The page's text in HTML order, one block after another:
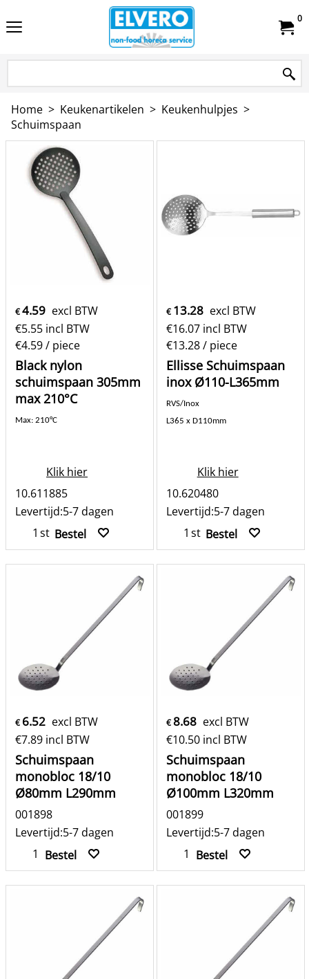
0
Home > Keukenartikelen > Keukenhulpjes >
Schuimspaan
€4.59 excl BTW
€5.55 incl BTW
€4.59/ piece
Black nylon
schuimspaan 305mm
max 210°C
Max: 210°C
Klik hier
10.611885
Levertijd:5-7 dagen
st Bestel
€ 13.28 excl BTW
€16.07 incl BTW
€13.28/ piece
Ellisse Schuimspaan
inox Ø110-L365mm
RVS/Inox
L365 x D110mm
Klik hier
10.620480
Levertijd:5-7 dagen
st Bestel
€ 6.52 excl BTW
€7.89 incl BTW
Schuimspaan
monobloc 18/10
Ø80mm L290mm
001898
Levertijd:5-7 dagen
Bestel
€8.68 excl BTW
€10.50 incl BTW
Schuimspaan
monobloc 18/10
Ø100mm L320mm
001899
Levertijd:5-7 dagen
Bestel